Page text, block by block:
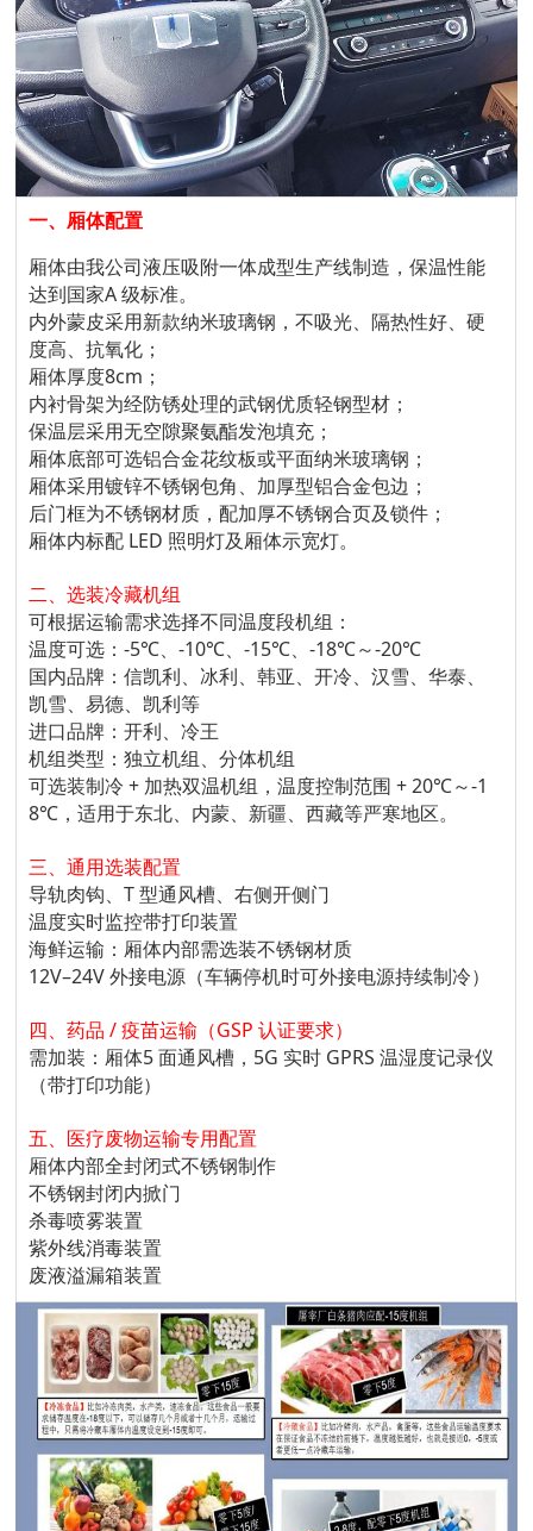
一、厢体配置
厢体由我公司液压吸附一体成型生产线制造，保温性能
达到国家A 级标准。
内外蒙皮采用新款纳米玻璃钢，不吸光、隔热性好、硬
度高、抗氧化；
厢体厚度8cm；
内衬骨架为经防锈处理的武钢优质轻钢型材；
保温层采用无空隙聚氨酯发泡填充；
厢体底部可选铝合金花纹板或平面纳米玻璃钢；
厢体采用镀锌不锈钢包角、加厚型铝合金包边；
后门框为不锈钢材质，配加厚不锈钢合页及锁件；
厢体内标配 LED 照明灯及厢体示宽灯。
二、选装冷藏机组
可根据运输需求选择不同温度段机组：
温度可选：-5℃、-10℃、-15℃、-18℃～-20℃
国内品牌：信凯利、冰利、韩亚、开冷、汉雪、华泰、
凯雪、易德、凯利等
进口品牌：开利、冷王
机组类型：独立机组、分体机组
可选装制冷 + 加热双温机组，温度控制范围 + 20℃～-1
8℃，适用于东北、内蒙、新疆、西藏等严寒地区。
三、通用选装配置
导轨肉钩、T 型通风槽、右侧开侧门
温度实时监控带打印装置
海鲜运输：厢体内部需选装不锈钢材质
12V–24V 外接电源（车辆停机时可外接电源持续制冷）
四、药品 / 疫苗运输（GSP 认证要求）
需加装：厢体5 面通风槽，5G 实时 GPRS 温湿度记录仪
（带打印功能）
五、医疗废物运输专用配置
厢体内部全封闭式不锈钢制作
不锈钢封闭内掀门
杀毒喷雾装置
紫外线消毒装置
废液溢漏箱装置